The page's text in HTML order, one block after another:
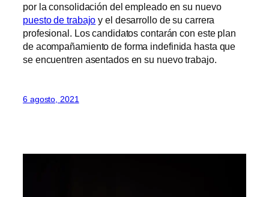
por la consolidación del empleado en su nuevo
puesto de trabajo y el desarrollo de su carrera
profesional. Los candidatos contarán con este plan
de acompañamiento de forma indefinida hasta que
se encuentren asentados en su nuevo trabajo.
6 agosto, 2021